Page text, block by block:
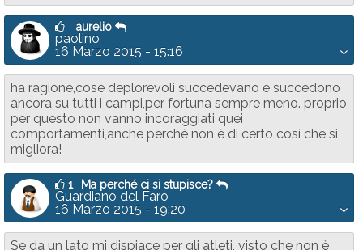
aurelio
paolino
16 Marzo 2015 - 15:16
ha ragione,cose deplorevoli succedevano e succedono
ancora su tutti i campi,per fortuna sempre meno. proprio
per questo non vanno incoraggiati quei
comportamenti,anche perchè non è di certo così che si
migliora!
1 Ma perché ci si stupisce?
Guardiano del Faro
16 Marzo 2015 - 19:20
Se da un lato mi dispiace per gli atleti, visto che non è